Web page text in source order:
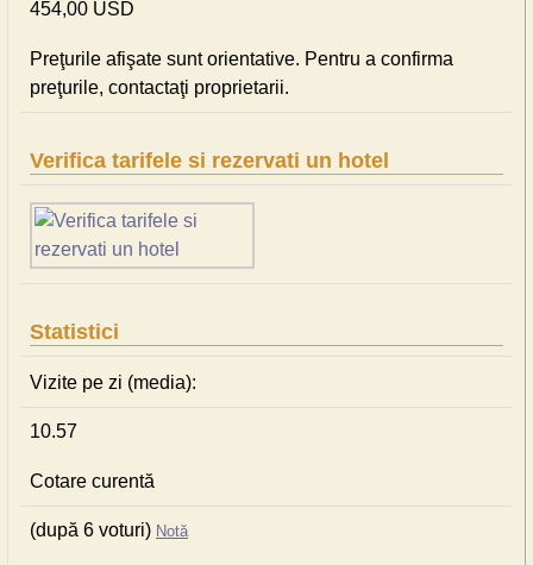
454,00 USD
Preţurile afişate sunt orientative. Pentru a confirma
preţurile, contactaţi proprietarii.
Verifica tarifele si rezervati un hotel
Statistici
Vizite pe zi (media):
10.57
Cotare curentă
(după 6 voturi) Notă